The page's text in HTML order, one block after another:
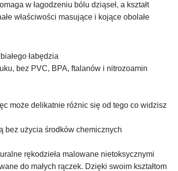
w łagodzeniu bólu dziąseł, a kształt
właściwości masujące i kojące obolałe
łabędzia
bez PVC, BPA, ftalanów i nitrozoamin
może delikatnie różnic się od tego co widzisz
bez użycia środków chemicznych
rękodzieła malowane nietoksycznymi
do małych rączek. Dzięki swoim kształtom